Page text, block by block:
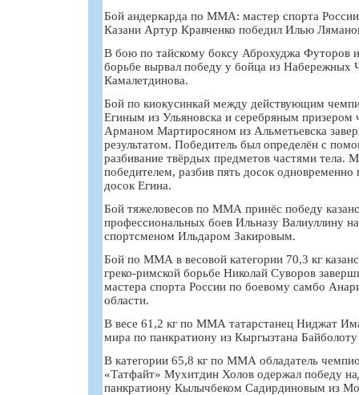
Бой андеркарда по ММА: мастер спорта
Казани Артур Кравченко победил Илью
В бою по тайскому боксу Аброхуджа Футоров
борьбе вырвал победу у бойца из Набережных
Камалетдинова.
Бой по киокусинкай между действующим
Егиным из Ульяновска и серебряным призером
Арманом Мартиросяном из Альметьевска
результатом. Победитель был определён с
разбивание твёрдых предметов частями тела.
победителем, разбив пять досок
досок Егина.
Бой тяжеловесов по ММА принёс победу
профессиональных боев Ильназу Валиуллину
спортсменом Ильдаром Закировым.
Бой по ММА в весовой категории 70,3 кг
греко-римской борьбе Николай Суворов
мастера спорта России по боевому самбо
области.
В весе 61,2 кг по ММА татарстанец Ниджат
мира по панкратиону из Кыргызтана
В категории 65,8 кг по ММА обладатель
«Татфайт» Мухитдин Холов одержал победу
панкратиону Кылычбеком Садирдиновым из